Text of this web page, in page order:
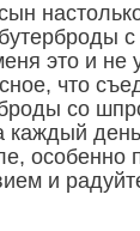
это и не
что
со
каждый
особенно
и